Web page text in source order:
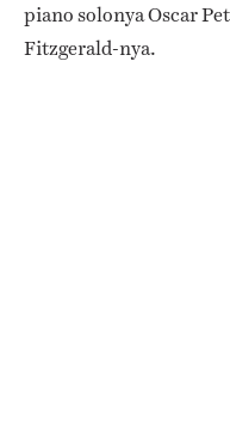
piano solonya Oscar
Fitzgerald-nya.